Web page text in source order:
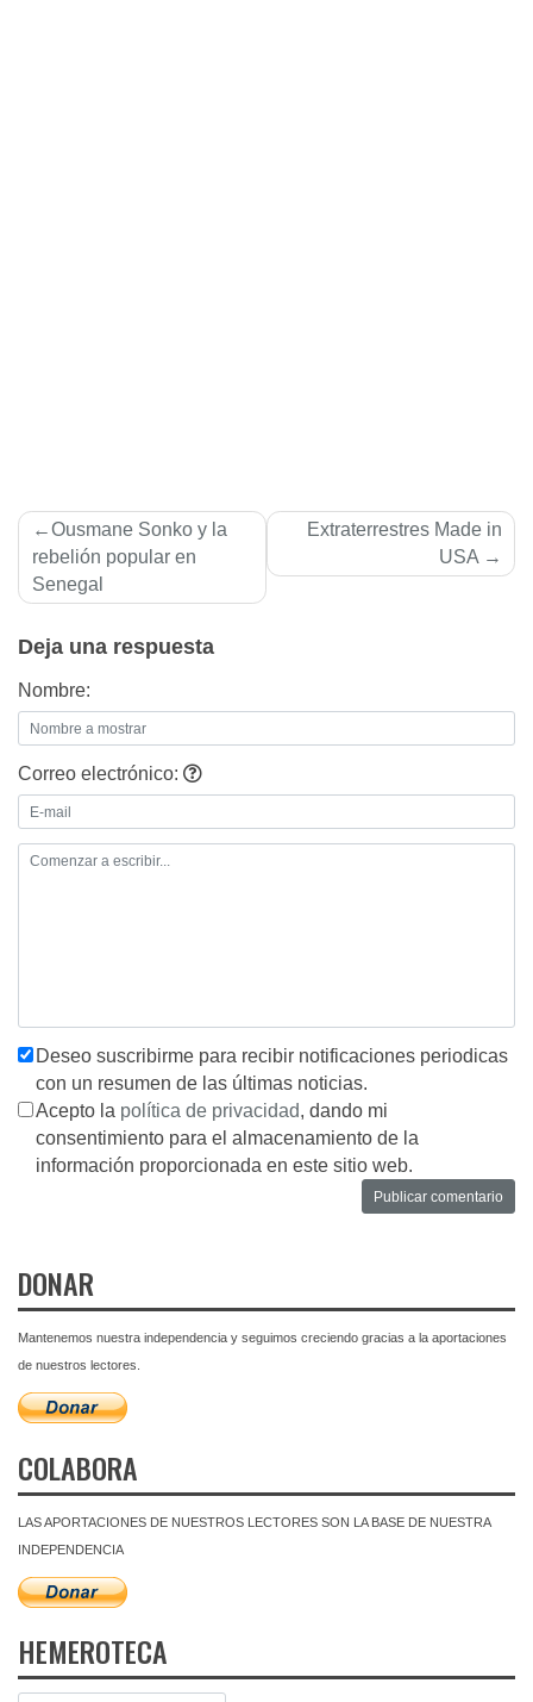
Navegación
de
entradas
Ousmane Sonko y la
rebelión popular en
Senegal
Extraterrestres Made in
USA
Deja una respuesta
Nombre:
Correo electrónico:
Deseo suscribirme para recibir notificaciones periodicas
con un resumen de las últimas noticias.
Acepto la política de privacidad, dando mi
consentimiento para el almacenamiento de la
información proporcionada en este sitio web.
DONAR
Mantenemos nuestra independencia y seguimos creciendo gracias a la aportaciones
de nuestros lectores.
COLABORA
LAS APORTACIONES DE NUESTROS LECTORES SON LA BASE DE NUESTRA
INDEPENDENCIA
HEMEROTECA